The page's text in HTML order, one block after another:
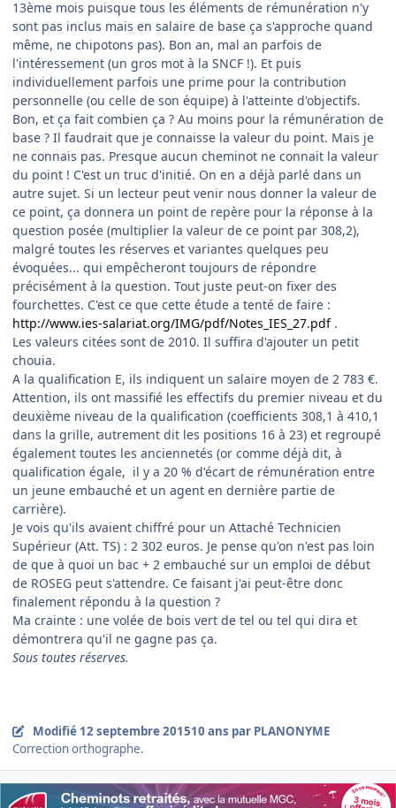
13ème mois puisque tous les éléments de rémunération n'y
sont pas inclus mais en salaire de base ça s'approche quand
même, ne chipotons pas). Bon an, mal an parfois de
l'intéressement (un gros mot à la SNCF !). Et puis
individuellement parfois une prime pour la contribution
personnelle (ou celle de son équipe) à l'atteinte d'objectifs.
Bon, et ça fait combien ça ? Au moins pour la rémunération de
base ? Il faudrait que je connaisse la valeur du point. Mais je
ne connais pas. Presque aucun cheminot ne connait la valeur
du point ! C'est un truc d'initié. On en a déjà parlé dans un
autre sujet. Si un lecteur peut venir nous donner la valeur de
ce point, ça donnera un point de repère pour la réponse à la
question posée (multiplier la valeur de ce point par 308,2),
malgré toutes les réserves et variantes quelques peu
évoquées... qui empêcheront toujours de répondre
précisément à la question. Tout juste peut-on fixer des
fourchettes. C'est ce que cette étude a tenté de faire :
http://www.ies-salariat.org/IMG/pdf/Notes_IES_27.pdf.
Les valeurs citées sont de 2010. Il suffira d'ajouter un petit
chouia.
A la qualification E, ils indiquent un salaire moyen de 2 783 €.
Attention, ils ont massifié les effectifs du premier niveau et du
deuxième niveau de la qualification (coefficients 308,1 à 410,1
dans la grille, autrement dit les positions 16 à 23) et regroupé
également toutes les anciennetés (or comme déjà dit, à
qualification égale, il y a 20 % d'écart de rémunération entre
un jeune embauché et un agent en dernière partie de
carrière).
Je vois qu'ils avaient chiffré pour un Attaché Technicien
Supérieur (Att. TS) : 2 302 euros. Je pense qu'on n'est pas loin
de que à quoi un bac + 2 embauché sur un emploi de début
de ROSEG peut s'attendre. Ce faisant j'ai peut-être donc
finalement répondu à la question ?
Ma crainte : une volée de bois vert de tel ou tel qui dira et
démontrera qu'il ne gagne pas ça.
Sous toutes réserves.
Modifié 12 septembre 201510 ans par PLANONYME
Correction orthographe.